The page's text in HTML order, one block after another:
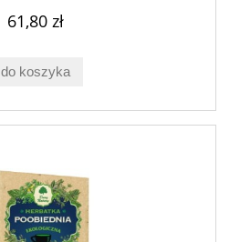
61,80 zł
do koszyka